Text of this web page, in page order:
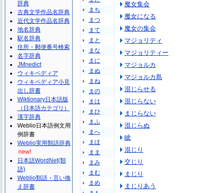
まち
まつ
まて
まと
まな
まに
まぬ
まね
まの
まは
まひ
まふ
まへ
まほ
まま
まみ
まむ
まめ
魔女集会
魔女になる
魔女の集会
マジョリティ
マジョリティー
マジョルカ
マジョルカ島
混じらせる
混じらない
まじらない
混じらぬ
眦
混じり
交じり
まじり
まじりあう
辞典
古典文学作品名辞典
近代文学作品名辞典
地名辞典
駅名辞典
住所・郵便番号検索
名字辞典
JMnedict
ウィキペディア
ウィキペディア小見
出し辞書
Wiktionary日本語版
（日本語カテゴリ）
漢字辞典
Weblio日本語例文用
例辞書
Weblio実用類語辞典
new!
日本語WordNet(類
語)
Weblio類語・言い換
え辞書